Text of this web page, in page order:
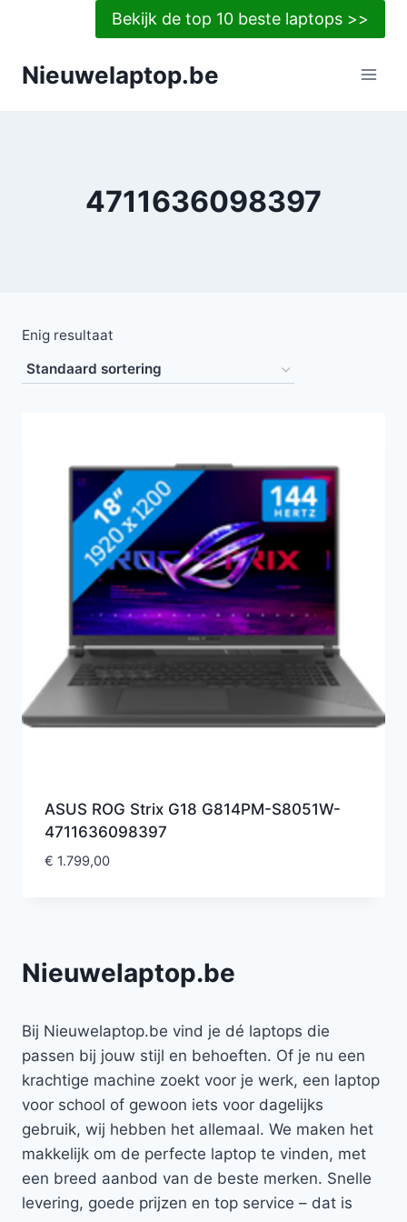
Bekijk de top 10 beste laptops >>
Nieuwelaptop.be
4711636098397
Enig resultaat
ASUS ROG Strix G18 G814PM-S8051W-
4711636098397
€ 1.799,00
Nieuwelaptop.be
Bij Nieuwelaptop.be vind je dé laptops die
passen bij jouw stijl en behoeften. Of je nu een
krachtige machine zoekt voor je werk, een laptop
voor school of gewoon iets voor dagelijks
gebruik, wij hebben het allemaal. We maken het
makkelijk om de perfecte laptop te vinden, met
een breed aanbod van de beste merken. Snelle
levering, goede prijzen en top service – dat is